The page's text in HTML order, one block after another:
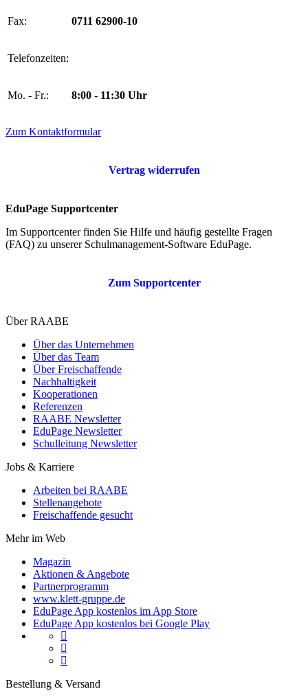
Fax: 0711 62900-10
Telefonzeiten:
Mo. - Fr.: 8:00 - 11:30 Uhr
Zum Kontaktformular
Vertrag widerrufen
EduPage Supportcenter
Im Supportcenter finden Sie Hilfe und häufig gestellte Fragen
(FAQ) zu unserer Schulmanagement-Software EduPage.
Zum Supportcenter
Über RAABE
Über das Unternehmen
Über das Team
Über Freischaffende
Nachhaltigkeit
Kooperationen
Referenzen
RAABE Newsletter
EduPage Newsletter
Schulleitung Newsletter
Jobs & Karriere
Arbeiten bei RAABE
Stellenangebote
Freischaffende gesucht
Mehr im Web
Magazin
Aktionen & Angebote
Partnerprogramm
www.klett-gruppe.de
EduPage App kostenlos im App Store
EduPage App kostenlos bei Google Play



Bestellung & Versand